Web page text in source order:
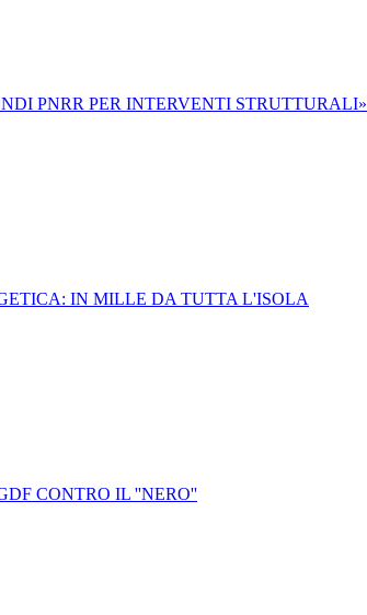
PNRR PER INTERVENTI STRUTTURALI»
IN MILLE DA TUTTA L'ISOLA
CONTRO IL ''NERO''